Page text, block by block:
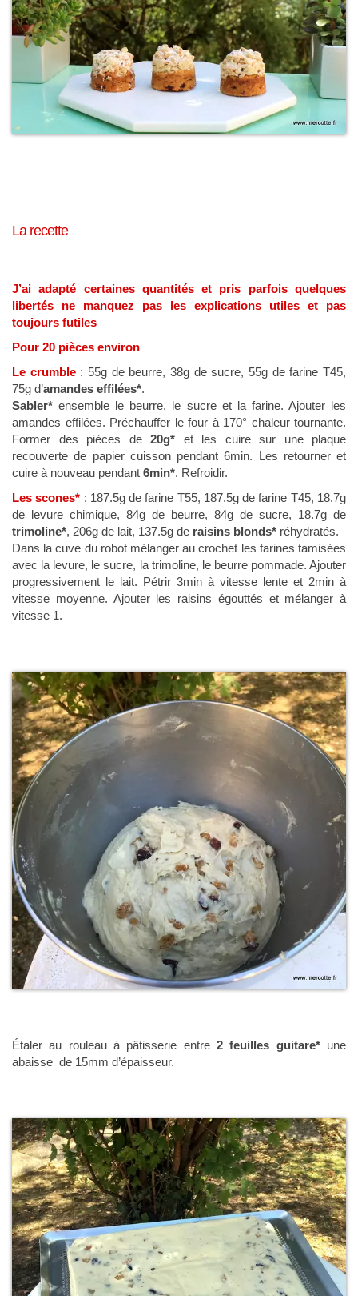
La recette
J’ai adapté certaines quantités et pris parfois quelques
libertés ne manquez pas les explications utiles et pas
toujours futiles
Pour 20 pièces environ
Le crumble: 55g de beurre, 38g de sucre, 55g de farine T45,
75g d’amandes effilées*.
Sabler* ensemble le beurre, le sucre et la farine. Ajouter les
amandes effilées. Préchauffer le four à 170° chaleur tournante.
Former des pièces de 20g* et les cuire sur une plaque
recouverte de papier cuisson pendant 6min. Les retourner et
cuire à nouveau pendant 6min*. Refroidir.
Les scones* : 187.5g de farine T55, 187.5g de farine T45, 18.7g
de levure chimique, 84g de beurre, 84g de sucre, 18.7g de
trimoline*, 206g de lait, 137.5g de raisins blonds* réhydratés.
Dans la cuve du robot mélanger au crochet les farines tamisées
avec la levure, le sucre, la trimoline, le beurre pommade. Ajouter
progressivement le lait. Pétrir 3min à vitesse lente et 2min à
vitesse moyenne. Ajouter les raisins égouttés et mélanger à
vitesse 1.
Étaler au rouleau à pâtisserie entre 2 feuilles guitare*une
abaisse de 15mm d’épaisseur.